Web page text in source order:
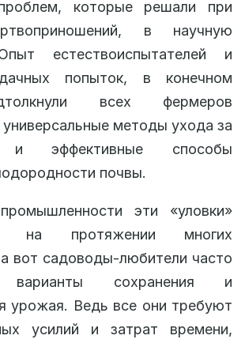
которые решали при
в научную
естествоиспытателей и
попыток, в конечном
всех фермеров
универсальные методы ухода за
и эффективные способы
почвы.
эти «уловки»
на протяжении многих
вот садоводы-любители часто
варианты сохранения и
урожая. Ведь все они требуют
усилий и затрат времени,